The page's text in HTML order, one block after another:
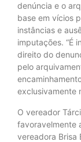
denúncia e o
base em vícios
instâncias e
imputações. “É
direito do
pelo
exclusivamente
O vereador
favoravelmente
vereadora Brisa